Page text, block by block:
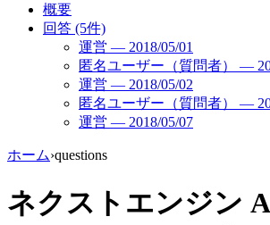
概要
回答 (5件)
運営 — 2018/05/01
匿名ユーザー（質問者） —
運営 — 2018/05/02
匿名ユーザー（質問者） —
運営 — 2018/05/07
ホーム›questions
ネクストエンジン